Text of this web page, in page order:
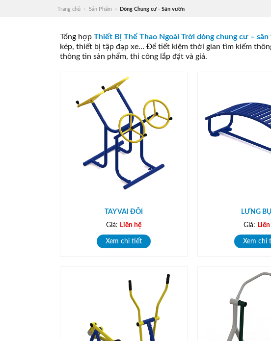
Trang chủ » Sản Phẩm » Dòng Chung cư - Sân vườn
Tổng hợp Thiết Bị Thể Thao Ngoài Trời dòng chung cư –
kép, thiết bị tập đạp xe… Để tiết kiệm thời gian tìm kiếm
thông tin sản phẩm, thi công lắp đặt và giá.
TAY VAI ĐÔI
Giá: Liên hệ
Xem chi tiết
LƯNG
Giá:
Xem chi